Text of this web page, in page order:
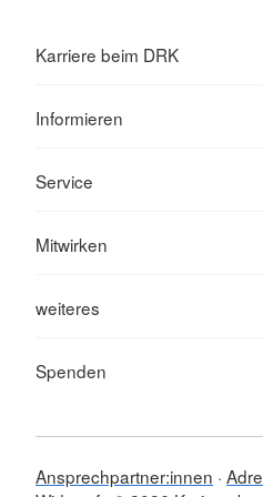
Karriere beim DRK
Informieren
Service
Mitwirken
weiteres
Spenden
Ansprechpartner:innen